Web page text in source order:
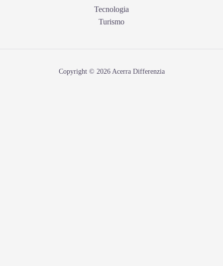
Tecnologia
Turismo
Copyright © 2026 Acerra Differenzia